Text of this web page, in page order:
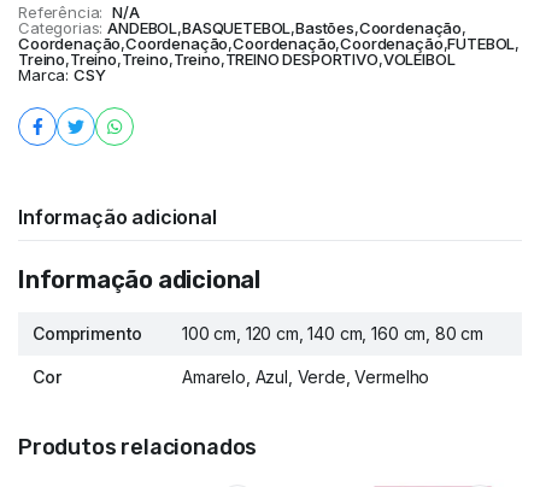
Referência: N/A
Categorias: ANDEBOL,BASQUETEBOL,Bastões,Coordenação,
Coordenação,Coordenação,Coordenação,Coordenação,FUTEBOL,
Treino,Treino,Treino,Treino,TREINO DESPORTIVO,VOLEIBOL
Marca: CSY
Informação adicional
Informação adicional
Comprimento 100 cm, 120 cm, 140 cm, 160 cm, 80 cm
Cor Amarelo, Azul, Verde, Vermelho
Produtos relacionados